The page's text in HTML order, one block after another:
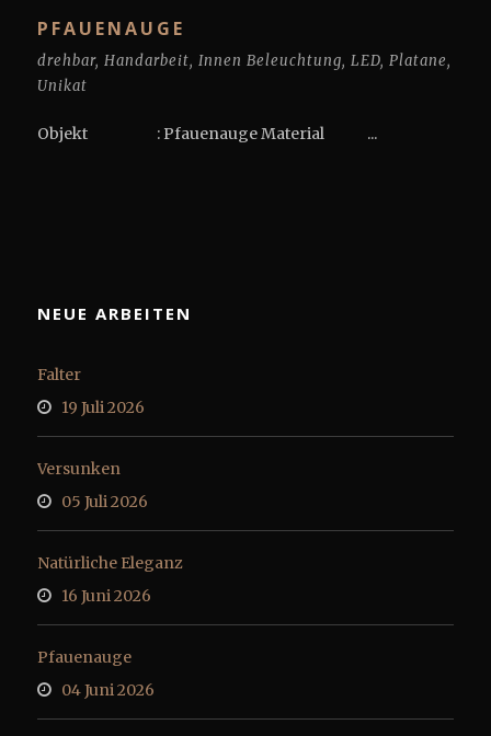
PFAUENAUGE
drehbar, Handarbeit, Innen Beleuchtung, LED, Platane,
Unikat
Objekt : Pfauenauge Material ...
NEUE ARBEITEN
Falter
19 Juli 2026
Versunken
05 Juli 2026
Natürliche Eleganz
16 Juni 2026
Pfauenauge
04 Juni 2026